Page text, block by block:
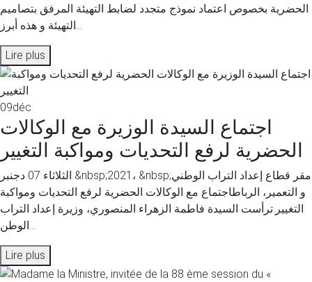
الحضرية بخصوص اعتماد نموذج متجدد لضابط التهيئة المرفق بتصاميم
التهيئة و هذه أبرز...
Lire plus
09déc
اجتماع السيدة الوزيرة مع الوكالات
الحضرية لرفع التحديات ومواكبة التغيير
الثلاثاء 07 دجنبر &nbsp;2021، &nbsp;مقر قطاع إعداد التراب الوطني
و التعمير، الرباطاجتماع مع الوكالات الحضرية لرفع التحديات ومواكبة
التغيير.ترأست السيدة فاطمة الزهراء المنصوري، وزيرة إعداد التراب
الوطن...
Lire plus